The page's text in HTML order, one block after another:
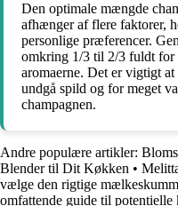
Den optimale mængde
afhænger af flere faktorer,
personlige præferencer.
omkring 1/3 til 2/3 fuldt for
aromaerne. Det er vigtigt
undgå spild og for meget
champagnen.
Andre populære artikler:
Blender til Dit Køkken •
vælge den rigtige
omfattende guide til potentielle